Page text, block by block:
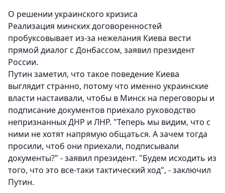
О решении украинского кризиса
Реализация минских договоренностей
пробуксовывает из-за нежелания Киева вести
прямой диалог с Донбассом, заявил президент
России.
Путин заметил, что такое поведение Киева
выглядит странно, потому что именно украинские
власти настаивали, чтобы в Минск на переговоры и
подписание документов приехало руководство
непризнанных ДНР и ЛНР. "Теперь мы видим, что с
ними не хотят напрямую общаться. А зачем тогда
просили, чтоб они приехали, подписывали
документы?" - заявил президент. "Будем исходить из
того, что это все-таки тактический ход", - заключил
Путин.